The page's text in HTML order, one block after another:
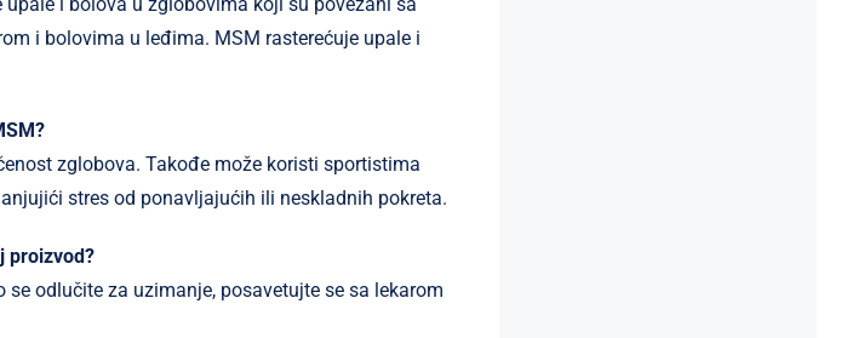
i bolovima u leđima. MSM rasterećuje upale i
zglobova. Takođe može koristi sportistima
stres od ponavljajućih ili neskladnih pokreta.
proizvod?
odlučite za uzimanje, posavetujte se sa lekarom